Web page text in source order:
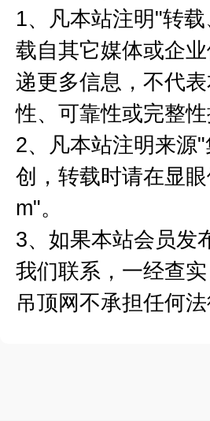
1、凡本站注明"转
载自其它媒体或企
递更多信息，不代
性、可靠性或完整
2、凡本站注明来源
创，转载时请在显
m"。
3、如果本站会员发
我们联系，一经查
吊顶网不承担任何